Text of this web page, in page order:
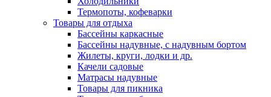
Термопоты, кофеварки
Товары для отдыха
Бассейны каркасные
Бассейны надувные, с надувным бортом
Жилеты, круги, лодки и др.
Качели садовые
Матрасы надувные
Товары для пикника